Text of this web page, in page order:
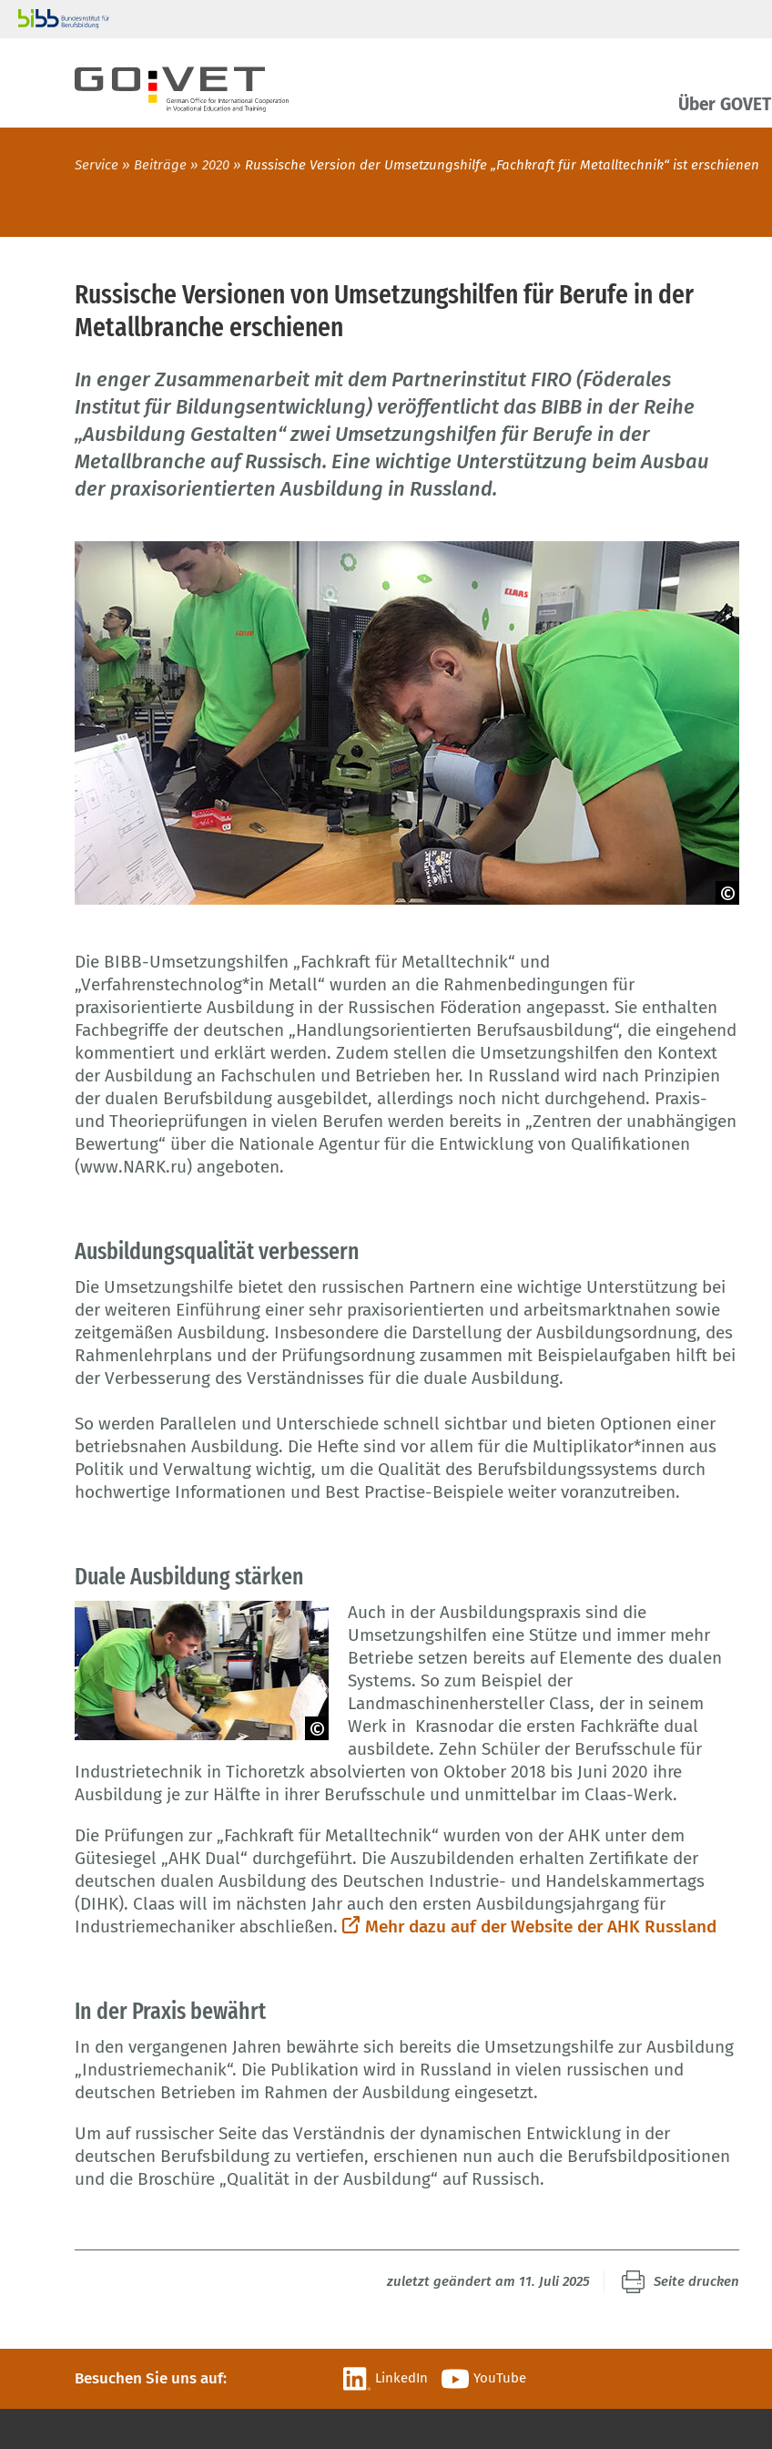
Über GOVET
Service Beiträge 2020 Russische Version der Umsetzungshilfe „Fachkraft für Metalltechnik“ ist erschienen
Russische Versionen von Umsetzungshilfen für Berufe in der
Metallbranche erschienen
In enger Zusammenarbeit mit dem Partnerinstitut FIRO (Föderales
Institut für Bildungsentwicklung) veröffentlicht das BIBB in der Reihe
„Ausbildung Gestalten“ zwei Umsetzungshilfen für Berufe in der
Metallbranche auf Russisch. Eine wichtige Unterstützung beim Ausbau
der praxisorientierten Ausbildung in Russland.
Die BIBB-Umsetzungshilfen „Fachkraft für Metalltechnik“ und
„Verfahrenstechnolog*in Metall“ wurden an die Rahmenbedingungen für
praxisorientierte Ausbildung in der Russischen Föderation angepasst. Sie enthalten
Fachbegriffe der deutschen „Handlungsorientierten Berufsausbildung“, die eingehend
kommentiert und erklärt werden. Zudem stellen die Umsetzungshilfen den Kontext
der Ausbildung an Fachschulen und Betrieben her. In Russland wird nach Prinzipien
der dualen Berufsbildung ausgebildet, allerdings noch nicht durchgehend. Praxis-
und Theorieprüfungen in vielen Berufen werden bereits in „Zentren der unabhängigen
Bewertung“ über die Nationale Agentur für die Entwicklung von Qualifikationen
(www.NARK.ru) angeboten.
Ausbildungsqualität verbessern
Die Umsetzungshilfe bietet den russischen Partnern eine wichtige Unterstützung bei
der weiteren Einführung einer sehr praxisorientierten und arbeitsmarktnahen sowie
zeitgemäßen Ausbildung. Insbesondere die Darstellung der Ausbildungsordnung, des
Rahmenlehrplans und der Prüfungsordnung zusammen mit Beispielaufgaben hilft bei
der Verbesserung des Verständnisses für die duale Ausbildung.
So werden Parallelen und Unterschiede schnell sichtbar und bieten Optionen einer
betriebsnahen Ausbildung. Die Hefte sind vor allem für die Multiplikator*innen aus
Politik und Verwaltung wichtig, um die Qualität des Berufsbildungssystems durch
hochwertige Informationen und Best Practise-Beispiele weiter voranzutreiben.
Duale Ausbildung stärken
Auslandshandelskammer
Auch in der Ausbildungspraxis sind die
Umsetzungshilfen eine Stütze und immer mehr
Betriebe setzen bereits auf Elemente des dualen
Systems. So zum Beispiel der
Landmaschinenhersteller Class, der in seinem
Werk in Krasnodar die ersten Fachkräfte dual
ausbildete. Zehn Schüler der Berufsschule für
Industrietechnik in Tichoretzk absolvierten von Oktober 2018 bis Juni 2020 ihre
Ausbildung je zur Hälfte in ihrer Berufsschule und unmittelbar im Claas-Werk.
Die Prüfungen zur „Fachkraft für Metalltechnik“ wurden von der AHK unter dem
Gütesiegel „AHK Dual“ durchgeführt. Die Auszubildenden erhalten Zertifikate der
deutschen dualen Ausbildung des Deutschen Industrie- und Handelskammertags
(DIHK). Claas will im nächsten Jahr auch den ersten Ausbildungsjahrgang für
Industriemechaniker abschließen.
Mehr dazu auf der Website der AHK Russland
In der Praxis bewährt
In den vergangenen Jahren bewährte sich bereits die Umsetzungshilfe zur Ausbildung
„Industriemechanik“. Die Publikation wird in Russland in vielen russischen und
deutschen Betrieben im Rahmen der Ausbildung eingesetzt.
Um auf russischer Seite das Verständnis der dynamischen Entwicklung in der
deutschen Berufsbildung zu vertiefen, erschienen nun auch die Berufsbildpositionen
und die Broschüre „Qualität in der Ausbildung“ auf Russisch.
zuletzt geändert am 11. Juli 2025 Seite drucken
Besuchen Sie uns auf: LinkedIn YouTube